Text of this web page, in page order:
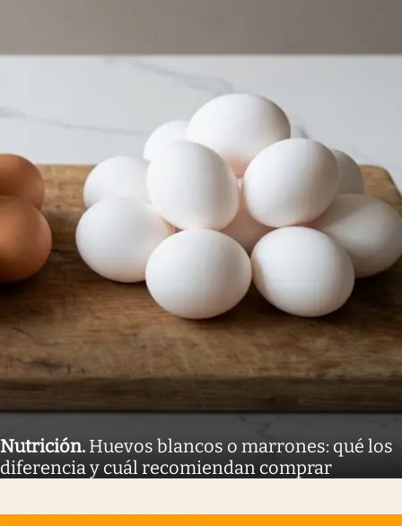
Nutrición. Huevos blancos o marrones: qué los
diferencia y cuál recomiendan comprar